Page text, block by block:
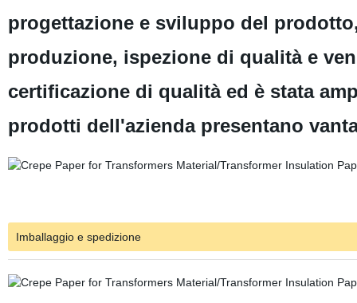
progettazione e sviluppo del
produzione, ispezione di qualità e
certificazione di qualità ed è stata
prodotti dell'azienda presentano
Imballaggio e spedizione